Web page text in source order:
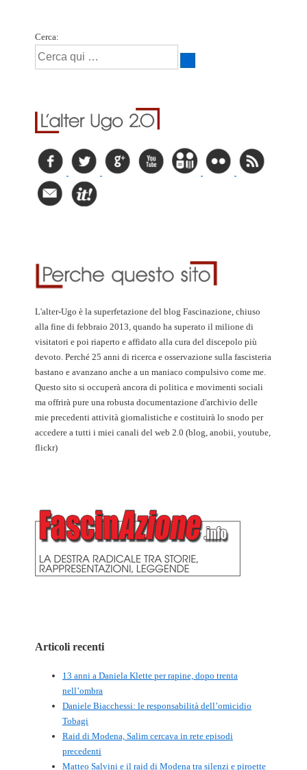
Cerca:
L'alter-Ugo è la superfetazione del blog Fascinazione, chiuso
alla fine di febbraio 2013, quando ha superato il milione di
visitatori e poi riaperto e affidato alla cura del discepolo più
devoto. Perché 25 anni di ricerca e osservazione sulla fascisteria
bastano e avanzano anche a un maniaco compulsivo come me.
Questo sito si occuperà ancora di politica e movimenti sociali
ma offrirà pure una robusta documentazione d'archivio delle
mie precedenti attività giornalistiche e costituirà lo snodo per
accedere a tutti i miei canali del web 2.0 (blog, anobii, youtube,
flickr)
Articoli recenti
13 anni a Daniela Klette per rapine, dopo trenta
nell’ombra
Daniele Biacchessi: le responsabilità dell’omicidio
Tobagi
Raid di Modena, Salim cercava in rete episodi
precedenti
Matteo Salvini e il raid di Modena tra silenzi e piroette